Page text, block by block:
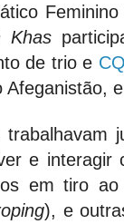
Khas
de trio e
Afeganistão,
e interagir
em tiro ao
), e